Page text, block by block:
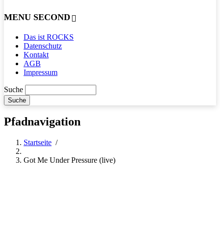
MENU SECOND
Das ist ROCKS
Datenschutz
Kontakt
AGB
Impressum
Suche
Pfadnavigation
Startseite /
Got Me Under Pressure (live)